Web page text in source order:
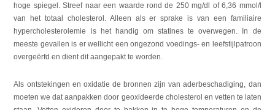
hoge spiegel. Streef naar een waarde rond de 250 mg/dl of 6,36 mmol/l
van het totaal cholesterol. Alleen als er sprake is van een familiaire
hypercholesterolemie is het handig om statines te overwegen. In de
meeste gevallen is er wellicht een ongezond voedings- en leefstijlpatroon
overgeërfd en dient dit aangepakt te worden.
Als ontstekingen en oxidatie de bronnen zijn van aderbeschadiging, dan
moeten we dat aanpakken door geoxideerde cholesterol en vetten te laten